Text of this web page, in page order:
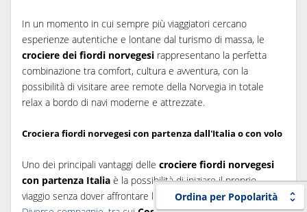
Ordina per Popolarità
In un momento in cui sempre più viaggiatori cercano
esperienze autentiche e lontane dal turismo di massa, le
crociere dei fiordi norvegesi rappresentano la perfetta
combinazione tra comfort, cultura e avventura, con la
possibilità di visitare aree remote della Norvegia in totale
relax a bordo di navi moderne e attrezzate.
Crociera fiordi norvegesi con partenza dall'Italia o con volo
Uno dei principali vantaggi delle crociere fiordi norvegesi
con partenza Italia è la possibilità di iniziare il proprio
viaggio senza dover affrontare lunghi voli.